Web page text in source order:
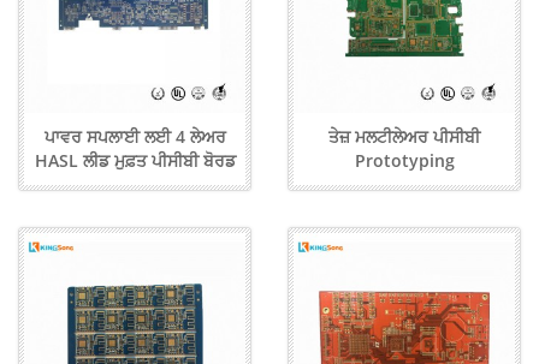
ਪਾਵਰ ਸਪਲਾਈ ਲਈ 4 ਲੇਅਰ
HASL ਲੀਡ ਮੁਫ਼ਤ ਪੀਸੀਬੀ ਬੋਰਡ
ਤੇਜ਼ ਮਲਟੀਲੇਅਰ ਪੀਸੀਬੀ
Prototyping